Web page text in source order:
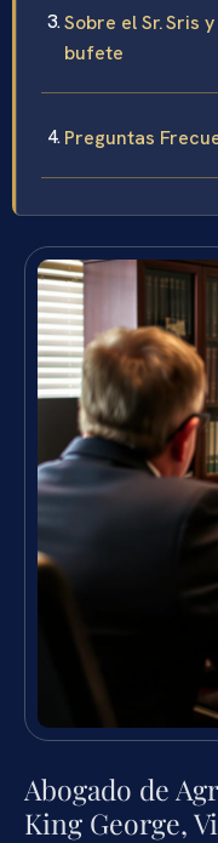
Sobre el Sr. Sris
bufete
Preguntas
Abogado de
King George,